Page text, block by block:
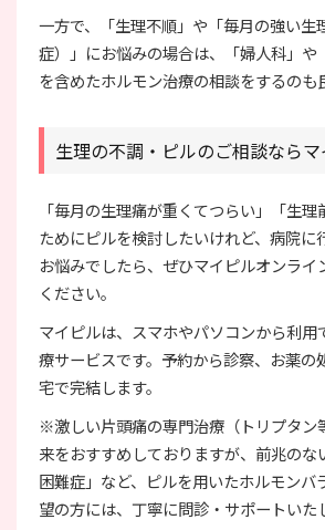
一方で、「生理不順」や「毎月の強い生
症）」にお悩みの場合は、「婦人科」や
を含めたホルモン治療の相談をするのも
生理の不調・ピルのご相談なら
「毎月の生理痛が重くてつらい」「生
ためにピルを検討したいけれど、病院に
お悩みでしたら、ぜひマイピルオンライ
ください。
マイピルは、スマホやパソコンから利用
療サービスです。予約から診察、お薬の
宅で完結します。
※激しい片頭痛の専門治療（トリプタン
来をおすすめしておりますが、前兆のな
困難症」など、ピルを用いたホルモンバ
望の方には、丁寧に問診・サポートいた